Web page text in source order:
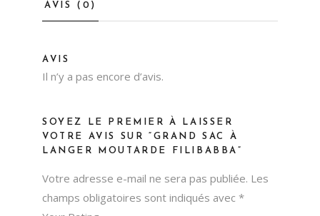
AVIS (0)
AVIS
Il n’y a pas encore d’avis.
SOYEZ LE PREMIER À LAISSER
VOTRE AVIS SUR “GRAND SAC À
LANGER MOUTARDE FILIBABBA”
Votre adresse e-mail ne sera pas publiée. Les
champs obligatoires sont indiqués avec *